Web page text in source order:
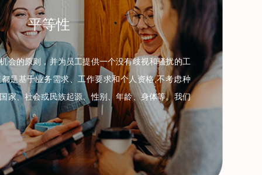
平等性
会的原则，并为员工提供一个没有歧视和骚扰的工
是基于业务需求、工作要求和个人资格,不考虑种
家、社会或民族起源、性别、年龄、身体等。我们